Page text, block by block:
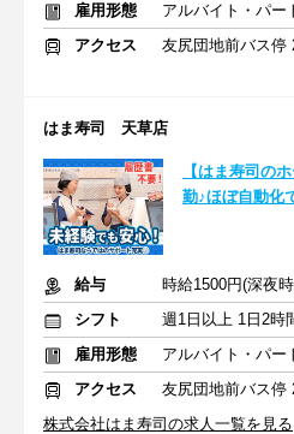
雇用形態
アルバイト・パー
アクセス
友尻団地前バス停
はま寿司 天草店
【はま寿司の
勤♪ほぼ自動化
給与
シフト
週1日以上 1日2時
雇用形態
アルバイト・パー
アクセス
友尻団地前バス停
株式会社はま寿司の求人一覧を見る